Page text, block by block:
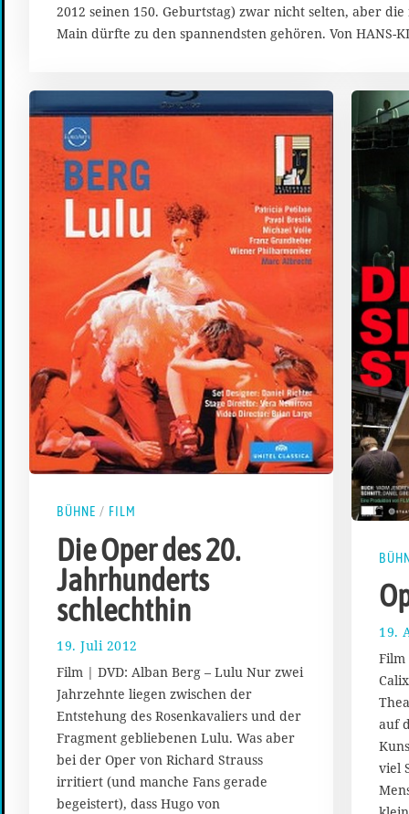
ä
r
0
1
4
2012 seinen 150. Geburtstag) zwar nicht selten, aber
Main dürfte zu den spannendsten gehören. Von HANS-
BÜHNE / FILM
Die Oper des 20.
Jahrhunderts
schlechthin
19. Juli 2012
8
.
M
ä
r
z
0
1
Film | DVD: Alban Berg – Lulu Nur zwei
Jahrzehnte liegen zwischen der
Entstehung des Rosenkavaliers und der
Fragment gebliebenen Lulu. Was aber
bei der Oper von Richard Strauss
irritiert (und manche Fans gerade
begeistert), dass Hugo von
19.
Film
auf
viel